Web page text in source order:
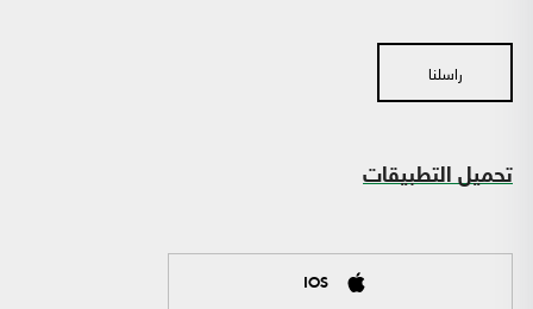
راسلنا
تحميل التطبيقات
IOS